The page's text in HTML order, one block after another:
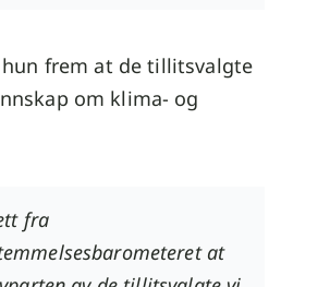
frem at de tillitsvalgte
om klima- og
fra
at